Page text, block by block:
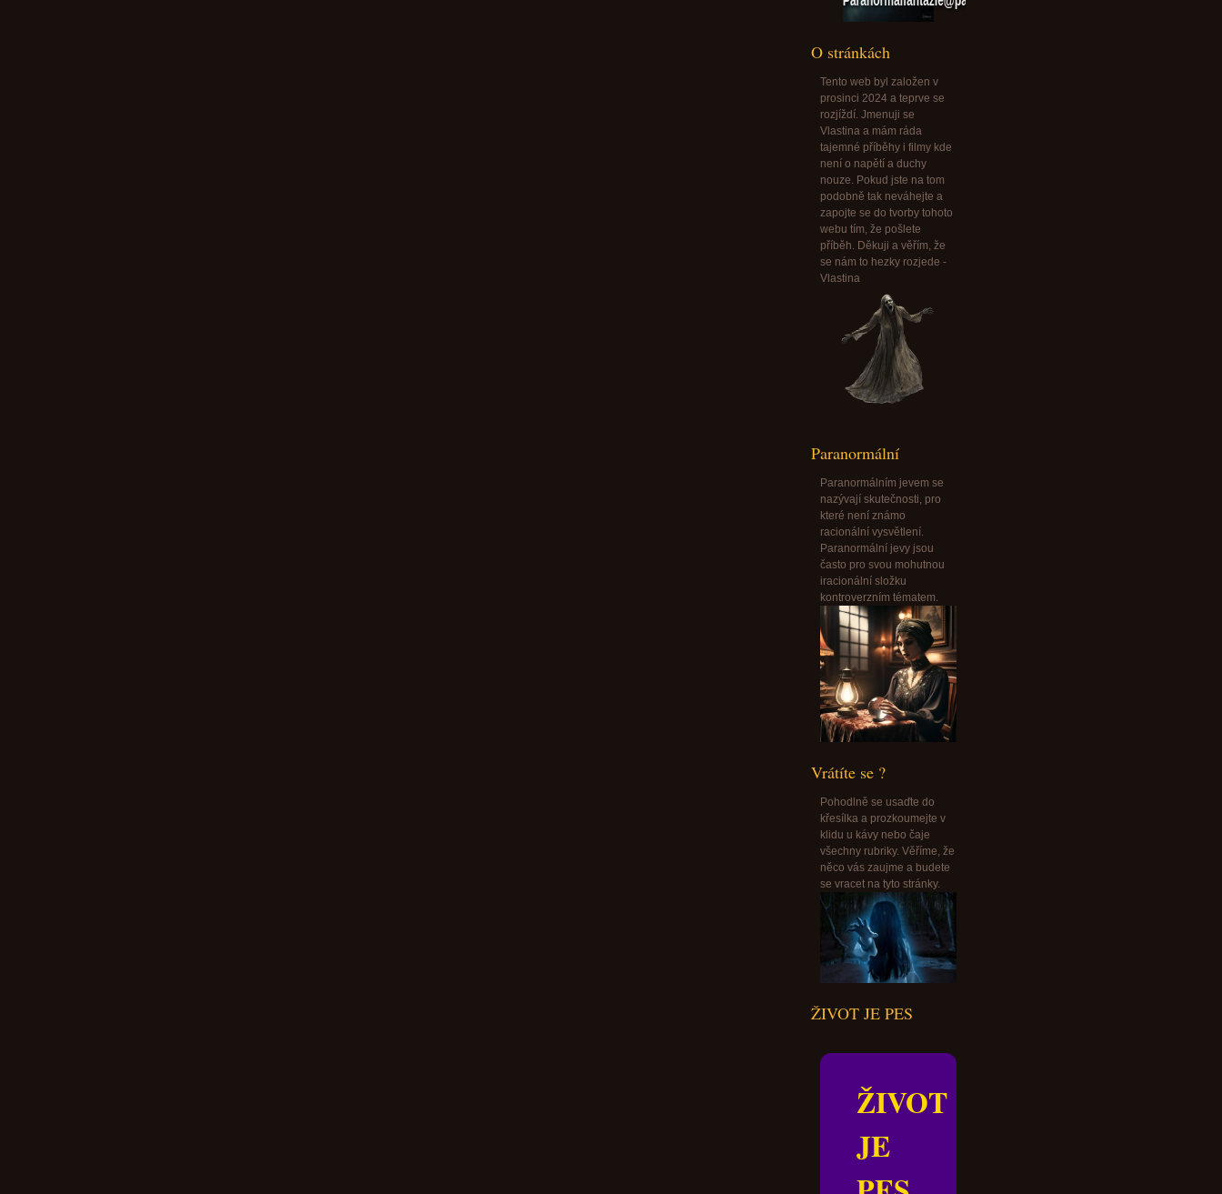
O stránkách
Tento web byl založen v
prosinci 2024 a teprve se
rozjíždí. Jmenuji se
Vlastina a mám ráda
tajemné příběhy i filmy kde
není o napětí a duchy
nouze. Pokud jste na tom
podobně tak neváhejte a
zapojte se do tvorby tohoto
webu tím, že pošlete
příběh. Děkuji a věřím, že
se nám to hezky rozjede -
Vlastina
Paranormální
Paranormálním jevem se
nazývají skutečnosti, pro
které není známo
racionální vysvětlení.
Paranormální jevy jsou
často pro svou mohutnou
iracionální složku
kontroverzním tématem.
Vrátíte se ?
Pohodlně se usaďte do
křesílka a prozkoumejte v
klidu u kávy nebo čaje
všechny rubriky. Věříme, že
něco vás zaujme a budete
se vracet na tyto stránky.
ŽIVOT JE PES
ŽIVOT
JE